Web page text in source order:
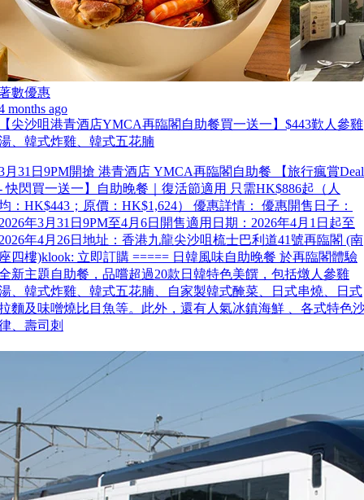
數優惠
months ago
尖沙咀港青酒店YMCA再臨閣自助餐買一送一】$443歎人參雞
、韓式炸雞、韓式五花腩
月31日9PM開搶 港青酒店 YMCA再臨閣自助餐 【旅行瘋賞Deal
快閃買一送一】自助晚餐｜復活節適用 只需HK$886起（人
：HK$443；原價：HK$1,624） 優惠詳情： 優惠開售日子：
年3月31日9PM至4月6日開售適用日期：2026年4月1日起至
年4月26日地址：香港九龍尖沙咀梳士巴利道41號再臨閣 (南
四樓)klook: 立即訂購 ===== 日韓風味自助晚餐 於再臨閣體驗
新主題自助餐，品嚐超過20款日韓特色美饌，包括燉人參雞
、韓式炸雞、韓式五花腩、自家製韓式醃菜、日式串燒、日式
麵及味噌燒比目魚等。此外，還有人氣冰鎮海鮮 、各式特色
、壽司刺